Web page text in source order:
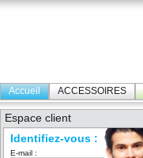
Accueil ACCESSOIRES
Espace client
Identifiez-vous :
E-mail :